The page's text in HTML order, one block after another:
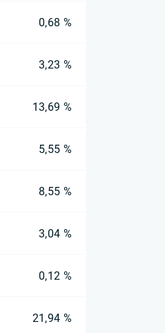
0,68 %
3,23 %
13,69 %
5,55 %
8,55 %
3,04 %
0,12 %
21,94 %